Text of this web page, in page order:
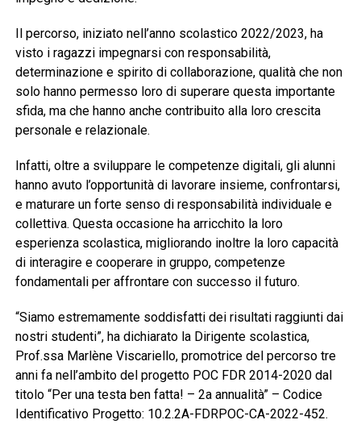
Il percorso, iniziato nell’anno scolastico 2022/2023, ha
visto i ragazzi impegnarsi con responsabilità,
determinazione e spirito di collaborazione, qualità che non
solo hanno permesso loro di superare questa importante
sfida, ma che hanno anche contribuito alla loro crescita
personale e relazionale.
Infatti, oltre a sviluppare le competenze digitali, gli alunni
hanno avuto l’opportunità di lavorare insieme, confrontarsi,
e maturare un forte senso di responsabilità individuale e
collettiva. Questa occasione ha arricchito la loro
esperienza scolastica, migliorando inoltre la loro capacità
di interagire e cooperare in gruppo, competenze
fondamentali per affrontare con successo il futuro.
“Siamo estremamente soddisfatti dei risultati raggiunti dai
nostri studenti”, ha dichiarato la Dirigente scolastica,
Prof.ssa Marlène Viscariello, promotrice del percorso tre
anni fa nell’ambito del progetto POC FDR 2014-2020 dal
titolo “Per una testa ben fatta! – 2a annualità” – Codice
Identificativo Progetto: 10.2.2A-FDRPOC-CA-2022-452.